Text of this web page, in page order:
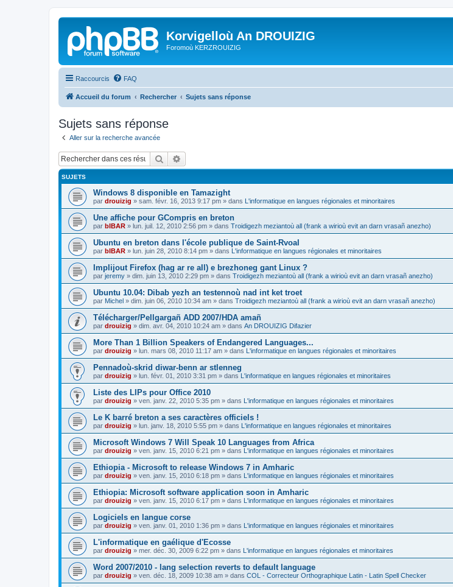
Korvigelloù An DROUIZIG
Foromoù KERZROUIZIG
Raccourcis FAQ
Accueil du forum Rechercher Sujets sans réponse
Sujets sans réponse
Aller sur la recherche avancée
Rechercher
SUJETS
Windows 8 disponible en Tamazight
par drouizig » sam. févr. 16, 2013 9:17 pm » dans L'informatique en langues régionales et minoritaires
Une affiche pour GCompris en breton
par bIBAR » lun. juil. 12, 2010 2:56 pm » dans Troidigezh meziantoù all (frank a wirioù evit an darn vrasañ anezho)
Ubuntu en breton dans l'école publique de Saint-Rvoal
par bIBAR » lun. juin 28, 2010 8:14 pm » dans L'informatique en langues régionales et minoritaires
Implijout Firefox (hag ar re all) e brezhoneg gant Linux ?
par jeremy » dim. juin 13, 2010 2:29 pm » dans Troidigezh meziantoù all (frank a wirioù evit an darn vrasañ anezho)
Ubuntu 10.04: Dibab yezh an testennoù nad int ket troet
par Michel » dim. juin 06, 2010 10:34 am » dans Troidigezh meziantoù all (frank a wirioù evit an darn vrasañ anezho)
Télécharger/Pellgargañ ADD 2007/HDA amañ
par drouizig » dim. avr. 04, 2010 10:24 am » dans An DROUIZIG Difazier
More Than 1 Billion Speakers of Endangered Languages...
par drouizig » lun. mars 08, 2010 11:17 am » dans L'informatique en langues régionales et minoritaires
Pennadoù-skrid diwar-benn ar stlenneg
par drouizig » lun. févr. 01, 2010 3:31 pm » dans L'informatique en langues régionales et minoritaires
Liste des LIPs pour Office 2010
par drouizig » ven. janv. 22, 2010 5:35 pm » dans L'informatique en langues régionales et minoritaires
Le K barré breton a ses caractères officiels !
par drouizig » lun. janv. 18, 2010 5:55 pm » dans L'informatique en langues régionales et minoritaires
Microsoft Windows 7 Will Speak 10 Languages from Africa
par drouizig » ven. janv. 15, 2010 6:21 pm » dans L'informatique en langues régionales et minoritaires
Ethiopia - Microsoft to release Windows 7 in Amharic
par drouizig » ven. janv. 15, 2010 6:18 pm » dans L'informatique en langues régionales et minoritaires
Ethiopia: Microsoft software application soon in Amharic
par drouizig » ven. janv. 15, 2010 6:17 pm » dans L'informatique en langues régionales et minoritaires
Logiciels en langue corse
par drouizig » ven. janv. 01, 2010 1:36 pm » dans L'informatique en langues régionales et minoritaires
L'informatique en gaélique d'Ecosse
par drouizig » mer. déc. 30, 2009 6:22 pm » dans L'informatique en langues régionales et minoritaires
Word 2007/2010 - lang selection reverts to default language
par drouizig » ven. déc. 18, 2009 10:38 am » dans COL - Correcteur Orthographique Latin - Latin Spell Checker